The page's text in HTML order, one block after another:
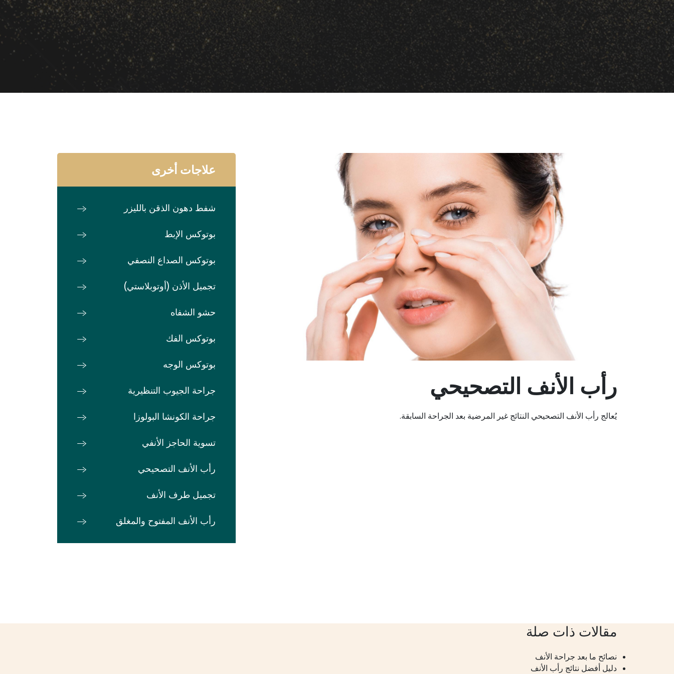
رأب الأنف التصحيحي
يُعالج رأب الأنف التصحيحي النتائج غير المرضية بعد الجراحة السابقة.
علاجات أخرى
شفط دهون الذقن بالليزر
بوتوكس الإبط
بوتوكس الصداع النصفي
تجميل الأذن (أوتوبلاستي)
حشو الشفاه
بوتوكس الفك
بوتوكس الوجه
جراحة الجيوب التنظيرية
جراحة الكونشا البولوزا
تسوية الحاجز الأنفي
رأب الأنف التصحيحي
تجميل طرف الأنف
رأب الأنف المفتوح والمغلق
مقالات ذات صلة
نصائح ما بعد جراحة الأنف
دليل أفضل نتائج رأب الأنف